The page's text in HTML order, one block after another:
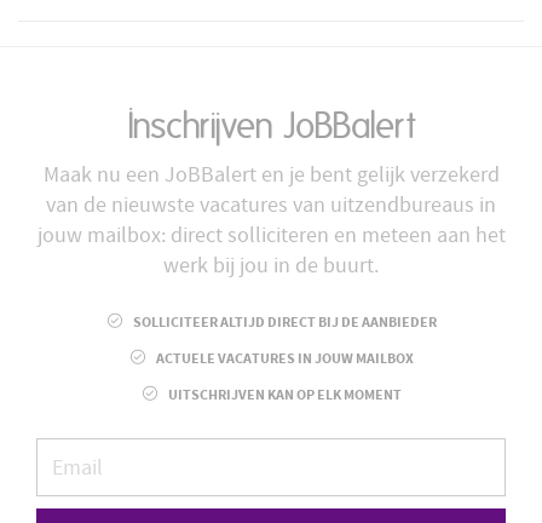
Inschrijven JoBBalert
Maak nu een JoBBalert en je bent gelijk verzekerd
van de nieuwste vacatures van uitzendbureaus in
jouw mailbox: direct solliciteren en meteen aan het
werk bij jou in de buurt.
SOLLICITEER ALTIJD DIRECT BIJ DE AANBIEDER
ACTUELE VACATURES IN JOUW MAILBOX
UITSCHRIJVEN KAN OP ELK MOMENT